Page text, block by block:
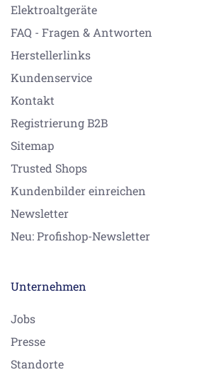
Elektroaltgeräte
FAQ - Fragen & Antworten
Herstellerlinks
Kundenservice
Kontakt
Registrierung B2B
Sitemap
Trusted Shops
Kundenbilder einreichen
Newsletter
Neu: Profishop-Newsletter
Unternehmen
Jobs
Presse
Standorte